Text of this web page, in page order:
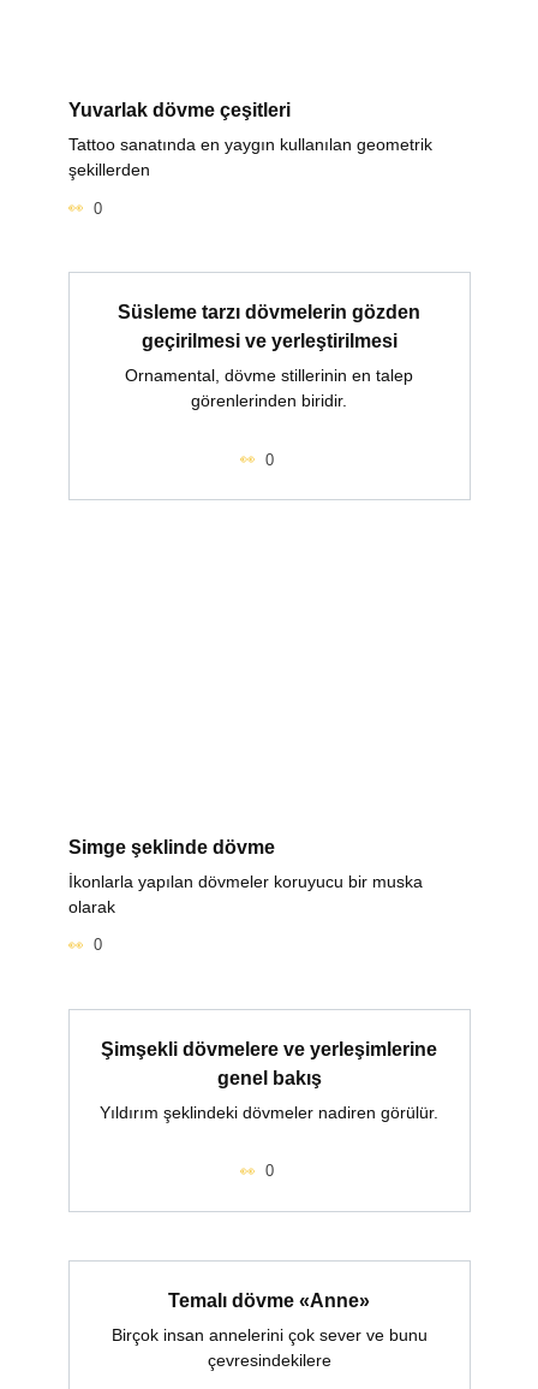
Yuvarlak dövme çeşitleri
Tattoo sanatında en yaygın kullanılan geometrik
şekillerden
0
Süsleme tarzı dövmelerin gözden
geçirilmesi ve yerleştirilmesi
Ornamental, dövme stillerinin en talep
görenlerinden biridir.
0
Simge şeklinde dövme
İkonlarla yapılan dövmeler koruyucu bir muska
olarak
0
Şimşekli dövmelere ve yerleşimlerine
genel bakış
Yıldırım şeklindeki dövmeler nadiren görülür.
0
Temalı dövme «Anne»
Birçok insan annelerini çok sever ve bunu
çevresindekilere